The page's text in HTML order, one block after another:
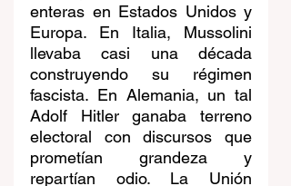
enteras en Estados Unidos y
Europa. En Italia, Mussolini
llevaba casi una década
construyendo su régimen
fascista. En Alemania, un tal
Adolf Hitler ganaba terreno
electoral con discursos que
prometían grandeza y
repartían odio. La Unión